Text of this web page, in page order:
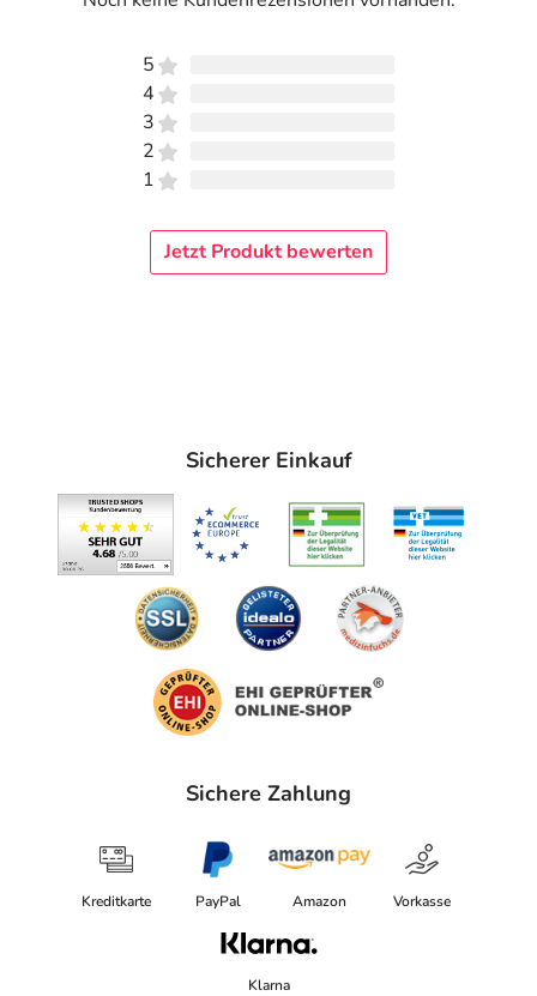
5
4
3
2
1
Jetzt Produkt bewerten
Sicherer Einkauf
Sichere Zahlung
Kreditkarte PayPal Amazon Vorkasse
Klarna